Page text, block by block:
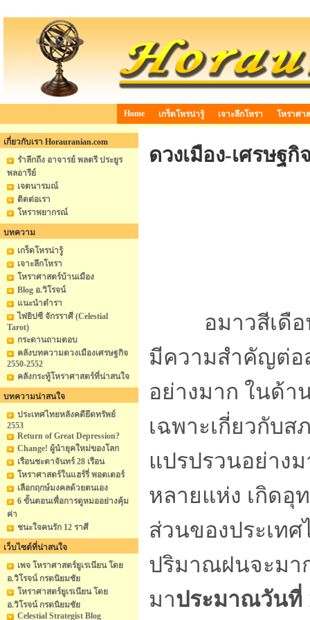
Home เกร็ดโหรน่ารู้ เจาะลึกโหรา โหราศา
เกี่ยวกับเรา Horauranian.com
รำลึกถึง อาจารย์ พลตรี ประยูร
พลอารีย์
เจตนารมณ์
ติดต่อเรา
โหราพยากรณ์
บทความ
เกร็ดโหรน่ารู้
เจาะลึกโหรา
โหราศาสตร์บ้านเมือง
Blog อ.วิโรจน์
แนะนำตำรา
ไพ่ยิปซี จักรราศี (Celestial
Tarot)
กระดานถามตอบ
คลังบทความดวงเมืองเศรษฐกิจ
2550-2552
คลังกระทู้โหราศาสตร์ที่น่าสนใจ
บทความน่าสนใจ
ประเทศไทยหลังคดียึดทรัพย์
2553
Return of Great Depression?
Change! ผู้นำยุคใหม่ของโลก
เรือนชะตาจันทร์ 28 เรือน
โหราศาสตร์ในแฮร์รี่ พอตเตอร์
เลือกฤกษ์มงคลด้วยตนเอง
6 ขั้นตอนเพื่อการดูหมออย่างคุ้ม
ค่า
ชนะใจคนรัก 12 ราศี
เว็บไซต์ที่น่าสนใจ
เพจ โหราศาสตร์ยูเรเนียน โดย
อ.วิโรจน์ กรดนิยมชัย
โหราศาสตร์ยูเรเนียน โดย
อ.วิโรจน์ กรดนิยมชัย
Celestial Strategist Blog
ดวงเมือง-เศรษฐ
อมาวสีเดือน
มีความสำคัญต่อ
อย่างมาก ในด้
เฉพาะเกี่ยวกับ
แปรปรวนอย่าง
หลายแห่ง เกิดอุ
ส่วนของประเท
ปริมาณฝนจะมา
มาประมาณวันที่